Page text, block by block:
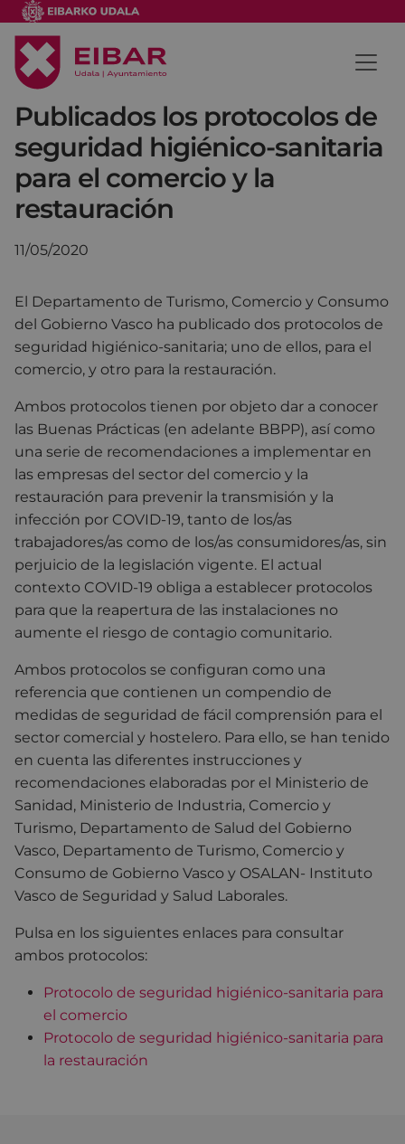
Publicados los protocolos de
seguridad higiénico-sanitaria
para el comercio y la
restauración
11/05/2020
El Departamento de Turismo, Comercio y Consumo
del Gobierno Vasco ha publicado dos protocolos de
seguridad higiénico-sanitaria; uno de ellos, para el
comercio, y otro para la restauración.
Ambos protocolos tienen por objeto dar a conocer
las Buenas Prácticas (en adelante BBPP), así como
una serie de recomendaciones a implementar en
las empresas del sector del comercio y la
restauración para prevenir la transmisión y la
infección por COVID-19, tanto de los/as
trabajadores/as como de los/as consumidores/as, sin
perjuicio de la legislación vigente. El actual
contexto COVID-19 obliga a establecer protocolos
para que la reapertura de las instalaciones no
aumente el riesgo de contagio comunitario.
Ambos protocolos se configuran como una
referencia que contienen un compendio de
medidas de seguridad de fácil comprensión para el
sector comercial y hostelero. Para ello, se han tenido
en cuenta las diferentes instrucciones y
recomendaciones elaboradas por el Ministerio de
Sanidad, Ministerio de Industria, Comercio y
Turismo, Departamento de Salud del Gobierno
Vasco, Departamento de Turismo, Comercio y
Consumo de Gobierno Vasco y OSALAN- Instituto
Vasco de Seguridad y Salud Laborales.
Pulsa en los siguientes enlaces para consultar
ambos protocolos:
Protocolo de seguridad higiénico-sanitaria para
el comercio
Protocolo de seguridad higiénico-sanitaria para
la restauración